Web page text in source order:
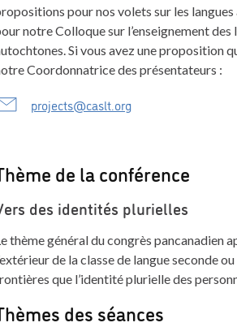
pour nos volets sur les
notre Colloque sur l’enseignement
Si vous avez une proposition
Coordonnatrice des présentateurs :
projects@caslt.org
de la conférence
des identités plurielles
thème général du congrès pancanadien
de la classe de langue seconde
que l’identité plurielle des
des séances